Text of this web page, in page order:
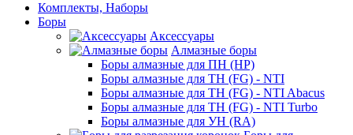
Комплекты, Наборы
Боры
Аксессуары
Алмазные боры
Боры алмазные для ПН (HP)
Боры алмазные для ТН (FG) - NTI
Боры алмазные для ТН (FG) - NTI Abacus
Боры алмазные для ТН (FG) - NTI Turbo
Боры алмазные для УН (RA)